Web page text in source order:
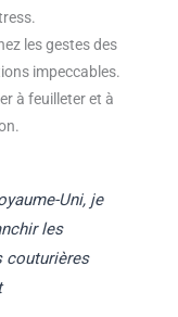
les gestes des
impeccables.
à feuilleter et à
Uni, je
les
couturières